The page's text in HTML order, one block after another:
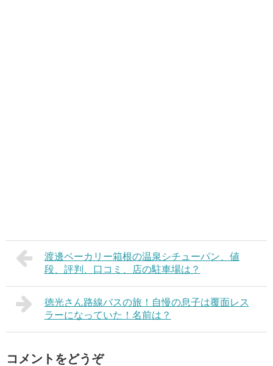
渡邊ベーカリー箱根の温泉シチューパン、値
段、評判、口コミ、店の駐車場は？
徳光さん路線バスの旅！自慢の息子は覆面レス
ラーになっていた！名前は？
コメントをどうぞ